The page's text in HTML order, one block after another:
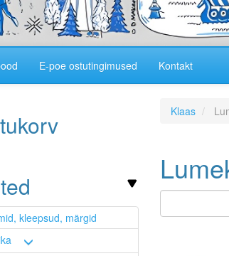
E-poe ostutingimused Kontakt
kleepsud, märgid
Klaas